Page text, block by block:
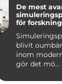
De mest
för forskning
blivit
inom
gör det mö...